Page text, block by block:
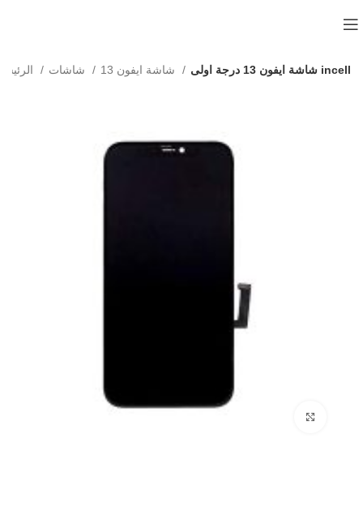
شاشة ايفون 13 درجة اولى incell